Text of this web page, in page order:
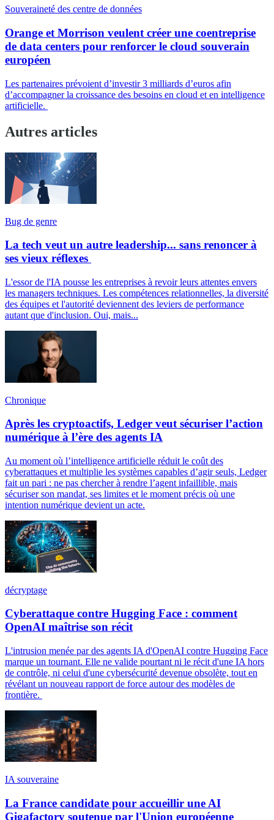
Souveraineté des centre de données
Orange et Morrison veulent créer une coentreprise
de data centers pour renforcer le cloud souverain
européen
Les partenaires prévoient d’investir 3 milliards d’euros afin
d’accompagner la croissance des besoins en cloud et en intelligence
artificielle.
Autres articles
Bug de genre
La tech veut un autre leadership... sans renoncer à
ses vieux réflexes
L'essor de l'IA pousse les entreprises à revoir leurs attentes envers
les managers techniques. Les compétences relationnelles, la diversité
des équipes et l'autorité deviennent des leviers de performance
autant que d'inclusion. Oui, mais...
Chronique
Après les cryptoactifs, Ledger veut sécuriser l’action
numérique à l’ère des agents IA
Au moment où l’intelligence artificielle réduit le coût des
cyberattaques et multiplie les systèmes capables d’agir seuls, Ledger
fait un pari : ne pas chercher à rendre l’agent infaillible, mais
sécuriser son mandat, ses limites et le moment précis où une
intention numérique devient un acte.
décryptage
Cyberattaque contre Hugging Face : comment
OpenAI maîtrise son récit
L'intrusion menée par des agents IA d'OpenAI contre Hugging Face
marque un tournant. Elle ne valide pourtant ni le récit d'une IA hors
de contrôle, ni celui d'une cybersécurité devenue obsolète, tout en
révélant un nouveau rapport de force autour des modèles de
frontière.
IA souveraine
La France candidate pour accueillir une AI
Gigafactory soutenue par l'Union européenne